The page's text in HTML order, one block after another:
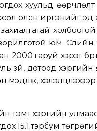
хуульд өөрчлөлт
олон иргэнийг эд
юм. Сүүлийн
2000 гаруй хэрэг
зүй, дотоод хэргийн
гэмт хэргийн улмаас
15.1 тэрбум